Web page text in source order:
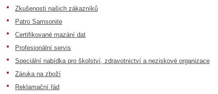
Zkušenosti našich zákazníků
Patro Samsonite
Certifikované mazání dat
Profesionální servis
Speciální nabídka pro školství, zdravotnictví a neziskové organizace
Záruka na zboží
Reklamační řád